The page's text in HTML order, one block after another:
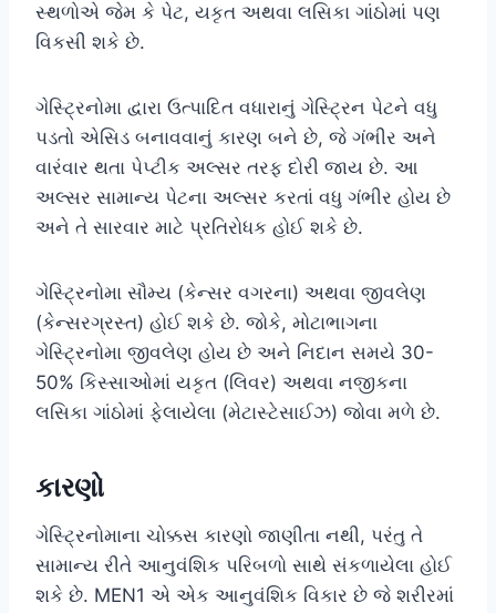
સ્થળોએ જેમ કે પેટ, યકૃત અથવા લસિકા ગાંઠોમાં પણ
વિકસી શકે છે.
ગેસ્ટ્રિનોમા દ્વારા ઉત્પાદિત વધારાનું ગેસ્ટ્રિન પેટને વધુ
પડતો એસિડ બનાવવાનું કારણ બને છે, જે ગંભીર અને
વારંવાર થતા પેપ્ટીક અલ્સર તરફ દોરી જાય છે. આ
અલ્સર સામાન્ય પેટના અલ્સર કરતાં વધુ ગંભીર હોય છે
અને તે સારવાર માટે પ્રતિરોધક હોઈ શકે છે.
ગેસ્ટ્રિનોમા સૌમ્ય (કેન્સર વગરના) અથવા જીવલેણ
(કેન્સરગ્રસ્ત) હોઈ શકે છે. જોકે, મોટાભાગના
ગેસ્ટ્રિનોમા જીવલેણ હોય છે અને નિદાન સમયે 30-
50% કિસ્સાઓમાં યકૃત (લિવર) અથવા નજીકના
લસિકા ગાંઠોમાં ફેલાયેલા (મેટાસ્ટેસાઈઝ) જોવા મળે છે.
કારણો
ગેસ્ટ્રિનોમાના ચોક્કસ કારણો જાણીતા નથી, પરંતુ તે
સામાન્ય રીતે આનુવંશિક પરિબળો સાથે સંકળાયેલા હોઈ
શકે છે. MEN1 એ એક આનુવંશિક વિકાર છે જે શરીરમાં